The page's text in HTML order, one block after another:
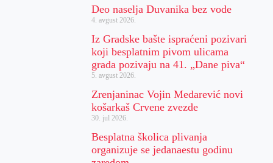
Deo naselja Duvanika bez vode
4. avgust 2026.
Iz Gradske bašte ispraćeni pozivari
koji besplatnim pivom ulicama
grada pozivaju na 41. „Dane piva“
5. avgust 2026.
Zrenjaninac Vojin Medarević novi
košarkaš Crvene zvezde
30. jul 2026.
Besplatna školica plivanja
organizuje se jedanaestu godinu